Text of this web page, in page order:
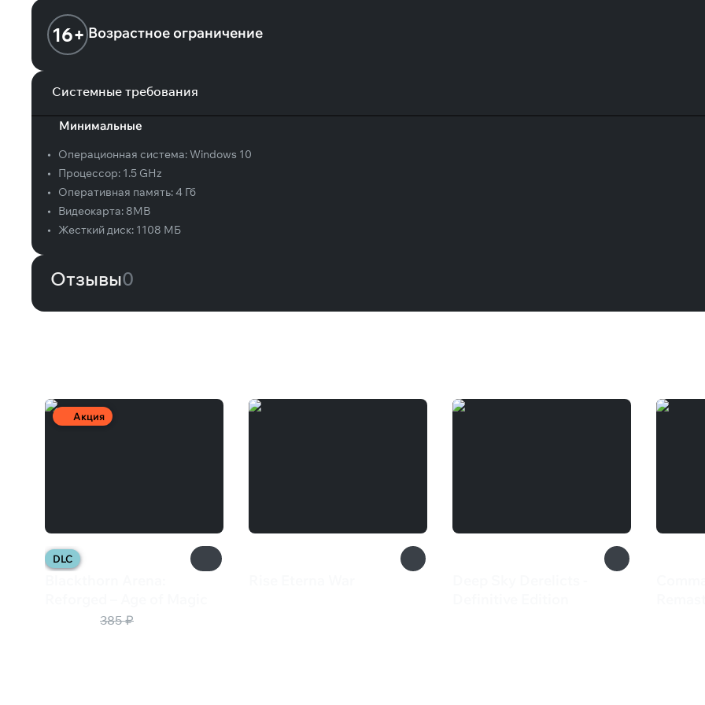
16+ Возрастное ограничение
Системные требования
Минимальные
• Операционная система:Windows 10
•
Процессор: 1.5 GHz
•
Оперативная память:4 Гб
•
Видеокарта: 8MB
•
Жесткий диск: 1108 МБ
Отзывы0
Акция
DLC
385 ₽